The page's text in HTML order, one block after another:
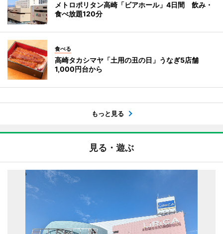
メトロポリタン高崎「ビアホール」4日間 飲み・
食べ放題120分
食べる
高崎タカシマヤ「土用の丑の日」うなぎ5店舗
1,000円台から
もっと見る
見る・遊ぶ